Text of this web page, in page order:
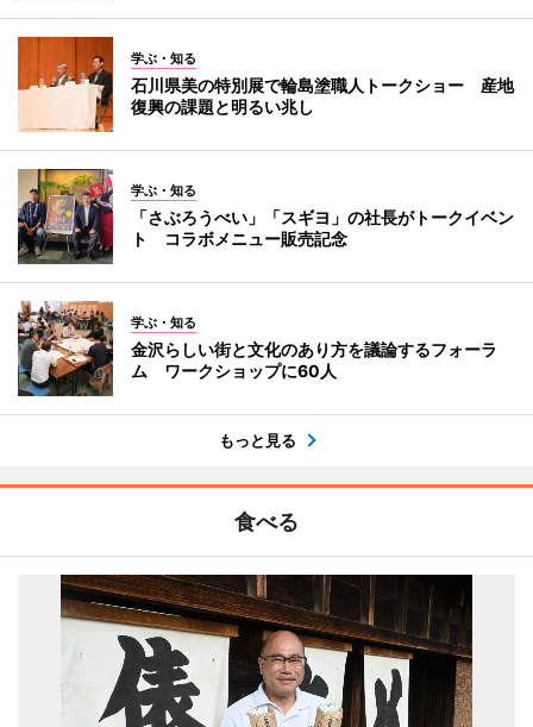
学ぶ・知る
石川県美の特別展で輪島塗職人トークショー 産地
復興の課題と明るい兆し
学ぶ・知る
「さぶろうべい」「スギヨ」の社長がトークイベン
ト コラボメニュー販売記念
学ぶ・知る
金沢らしい街と文化のあり方を議論するフォーラ
ム ワークショップに60人
もっと見る
食べる